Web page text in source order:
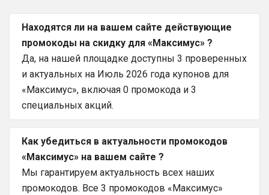
Находятся ли на вашем сайте действующие
промокоды на скидку для «Максимус» ?
Да, на нашей площадке доступны 3 проверенных
и актуальных на Июль 2026 года купонов для
«Максимус», включая 0 промокода и 3
специальных акций.
Как убедиться в актуальности промокодов
«Максимус» на вашем сайте ?
Мы гарантируем актуальность всех наших
промокодов. Все 3 промокодов «Максимус»